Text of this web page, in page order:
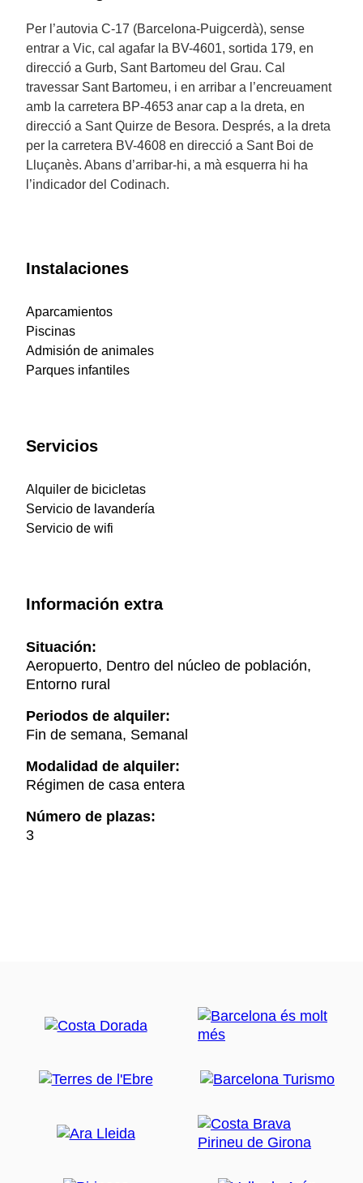
Per l’autovia C-17 (Barcelona-Puigcerdà), sense
entrar a Vic, cal agafar la BV-4601, sortida 179, en
direcció a Gurb, Sant Bartomeu del Grau. Cal
travessar Sant Bartomeu, i en arribar a l’encreuament
amb la carretera BP-4653 anar cap a la dreta, en
direcció a Sant Quirze de Besora. Després, a la dreta
per la carretera BV-4608 en direcció a Sant Boi de
Lluçanès. Abans d’arribar-hi, a mà esquerra hi ha
l’indicador del Codinach.
Instalaciones
Aparcamientos
Piscinas
Admisión de animales
Parques infantiles
Servicios
Alquiler de bicicletas
Servicio de lavandería
Servicio de wifi
Información extra
Situación:
Aeropuerto, Dentro del núcleo de población,
Entorno rural
Periodos de alquiler:
Fin de semana, Semanal
Modalidad de alquiler:
Régimen de casa entera
Número de plazas:
3